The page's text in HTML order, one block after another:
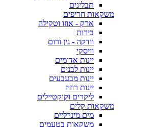
תבלינים
משקאות חריפים
ארק - אוזו וטקילה
בירות
וודקה - גין ורום
וויסקי
יינות אדומים
יינות לבנים
יינות מבעבעים
יינות רוזה
ליקרים וקוקטיילים
משקאות קלים
מים מינרליים
משקאות בטעמים